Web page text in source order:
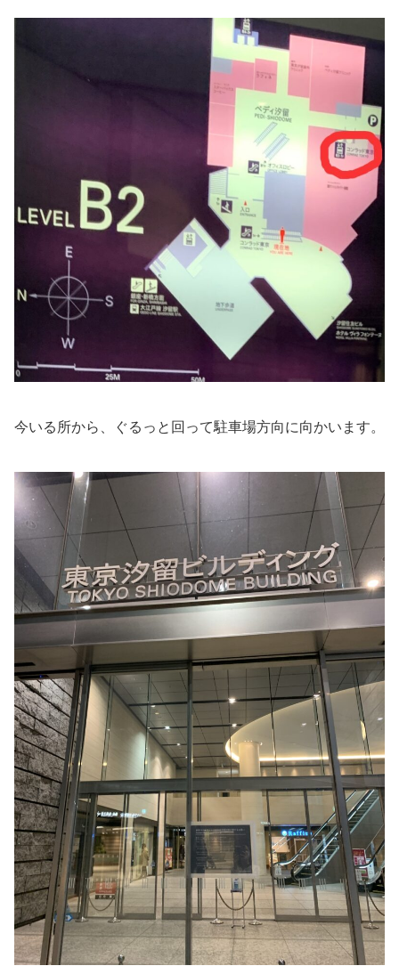
今いる所から、ぐるっと回って駐車場方向に向かいます。